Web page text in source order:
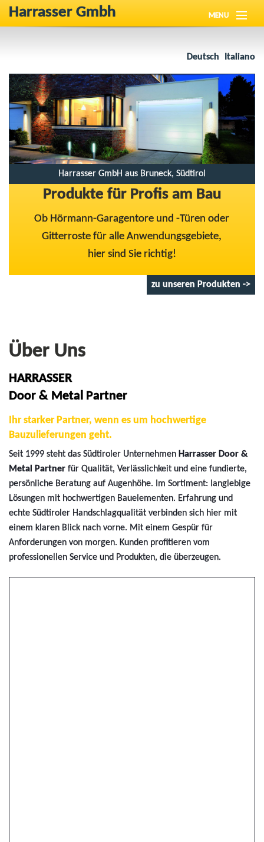
Harrasser Gmbh MENU
Produkte
Referenzen
Downloads
Kontakt
Deutsch Italiano
Harrasser GmbH aus Bruneck, Südtirol
Produkte für Profis am Bau
Ob Hörmann-Garagentore und -Türen oder
Gitterroste für alle Anwendungsgebiete,
hier sind Sie richtig!
zu unseren Produkten ->
Über Uns
HARRASSER
Door & Metal Partner
Ihr starker Partner, wenn es um hochwertige
Bauzulieferungen geht.
Seit 1999 steht das Südtiroler Unternehmen Harrasser Door &
Metal Partner für Qualität, Verlässlichkeit und eine fundierte,
persönliche Beratung auf Augenhöhe. Im Sortiment: langlebige
Lösungen mit hochwertigen Bauelementen. Erfahrung und
echte Südtiroler Handschlagqualität verbinden sich hier mit
einem klaren Blick nach vorne. Mit einem Gespür für
Anforderungen von morgen. Kunden profitieren vom
professionellen Service und Produkten, die überzeugen.